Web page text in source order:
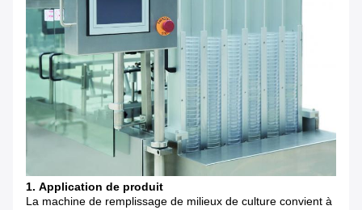
1. Application de produit
La machine de remplissage de milieux de culture convient à